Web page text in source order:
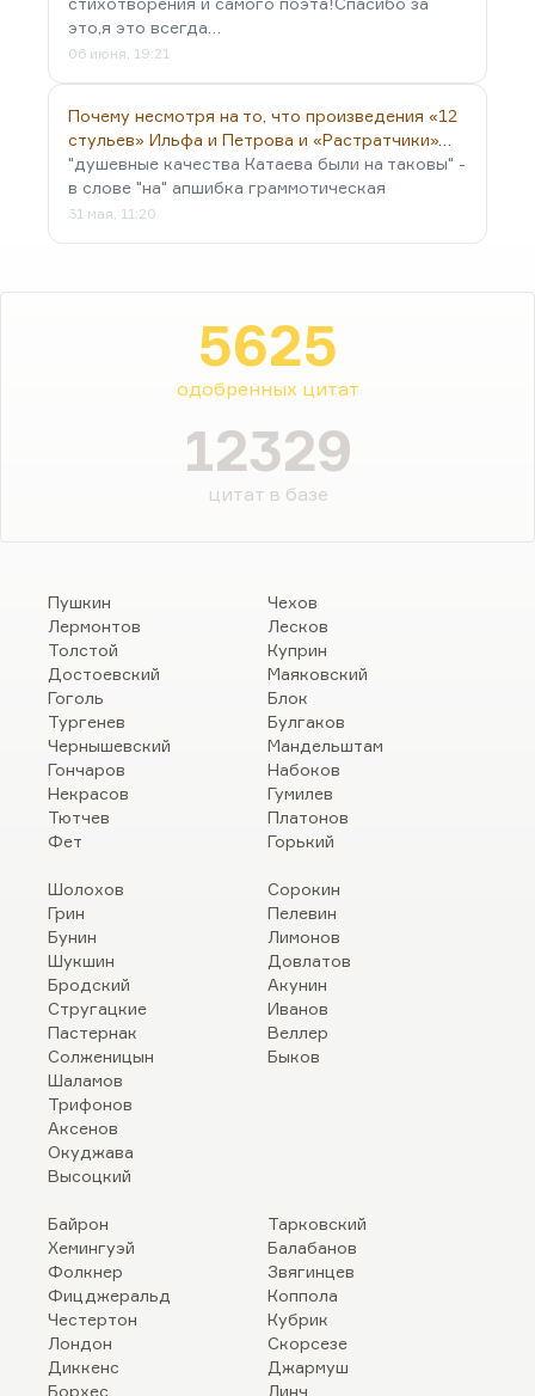
это,я это всегда…
06 июня, 19:21
Почему несмотря на то, что произведения «12
стульев» Ильфа и Петрова и «Растратчики»…
"душевные качества Катаева были на таковы" -
в слове "на" апшибка граммотическая
31 мая, 11:20
5625
одобренных цитат
12329
цитат в базе
Пушкин
Лермонтов
Толстой
Достоевский
Гоголь
Тургенев
Чернышевский
Гончаров
Некрасов
Тютчев
Фет
Чехов
Лесков
Куприн
Маяковский
Блок
Булгаков
Мандельштам
Набоков
Гумилев
Платонов
Горький
Шолохов
Грин
Бунин
Шукшин
Бродский
Стругацкие
Пастернак
Солженицын
Шаламов
Трифонов
Аксенов
Окуджава
Высоцкий
Сорокин
Пелевин
Лимонов
Довлатов
Акунин
Иванов
Веллер
Быков
Байрон
Хемингуэй
Фолкнер
Фицджеральд
Честертон
Лондон
Диккенс
Борхес
Тарковский
Балабанов
Звягинцев
Коппола
Кубрик
Скорсезе
Джармуш
Линч